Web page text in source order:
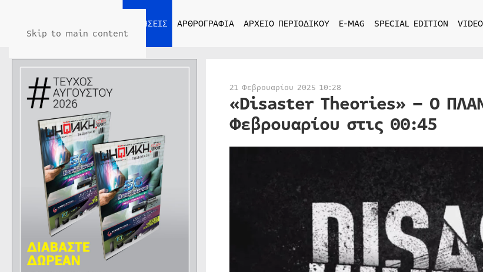
Skip to main content
ΕΙΔΗΣΕΙΣ ΑΡΘΡΟΓΡΑΦΙΑ ΑΡΧΕΙΟ ΠΕΡΙΟΔΙΚΟΥ E-MAG SPECIAL EDITION
21 Φεβρουαρίου 2025 10:28
«Disaster Theories» – Ο
Φεβρουαρίου στις 00:45